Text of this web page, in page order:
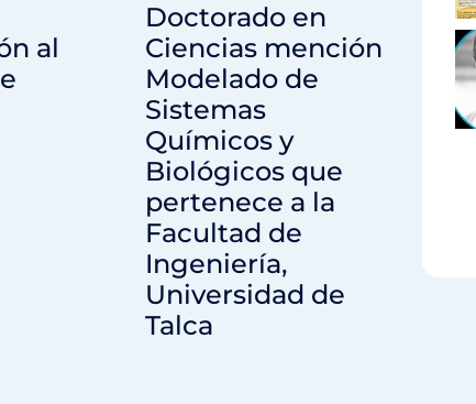
al
Doctorado en
Ciencias mención
Modelado de
Sistemas
Químicos y
Biológicos que
pertenece a la
Facultad de
Ingeniería,
Universidad de
Talca